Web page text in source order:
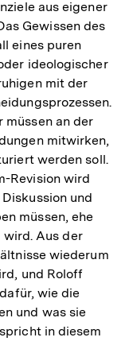
aus eigener
Gewissen des
eines puren
ideologischer
mit der
an der
mitwirken,
werden soll.
Revision wird
und
müssen, ehe
Aus der
wiederum
und Roloff
wie die
und was sie
in diesem